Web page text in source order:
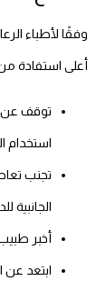
وفقًا لأطباء
أعلى استفادة
توقف عن
استخدام
تجنب
الجانبية
أخبر
ابتعد عن